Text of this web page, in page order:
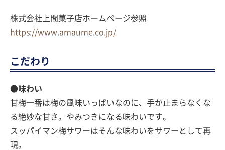
株式会社上間菓子店ホームページ参照
https://www.amaume.co.jp/
こだわり
●味わい
甘梅一番は梅の風味いっぱいなのに、手が止まらなくな
る絶妙な甘さ。やみつきになる味わいです。
スッパイマン梅サワーはそんな味わいをサワーとして再
現。